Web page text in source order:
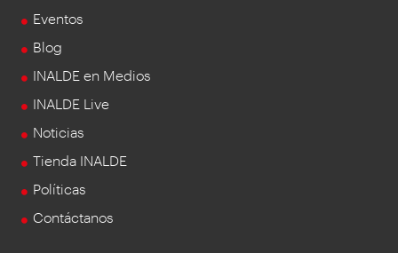
Eventos
Blog
INALDE en Medios
INALDE Live
Noticias
Tienda INALDE
Políticas
Contáctanos